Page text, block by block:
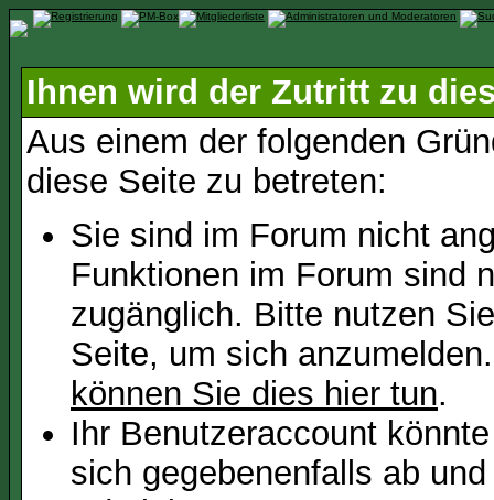
Ihnen wird der Zutritt zu
Aus einem der folgenden
diese Seite zu betreten:
Sie sind im Forum nicht
Funktionen im Forum sind
zugänglich. Bitte nutzen
Seite, um sich
können Sie dies hier tun.
Ihr Benutzeraccount
sich gegebenenfalls ab